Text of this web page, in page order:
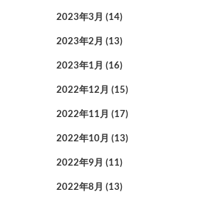
2023年3月 (14)
2023年2月 (13)
2023年1月 (16)
2022年12月 (15)
2022年11月 (17)
2022年10月 (13)
2022年9月 (11)
2022年8月 (13)